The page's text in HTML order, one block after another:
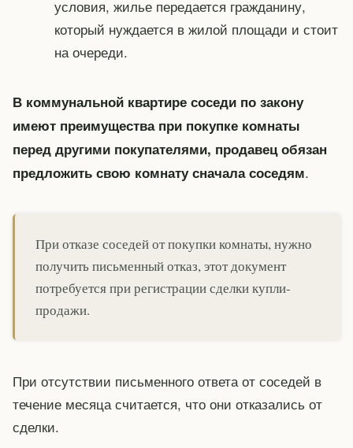
условия, жилье передается гражданину,
который нуждается в жилой площади и стоит
на очереди.
В коммунальной квартире соседи по закону
имеют преимущества при покупке комнаты
перед другими покупателями, продавец обязан
предложить свою комнату сначала соседям.
При отказе соседей от покупки комнаты, нужно
получить письменный отказ, этот документ
потребуется при регистрации сделки купли-
продажи.
При отсутствии письменного ответа от соседей в
течение месяца считается, что они отказались от
сделки.